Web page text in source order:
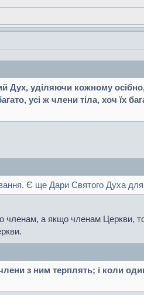
Дух, уділяючи кожному
усі ж члени тіла, хоч їх
Є ще Дари Святого Духа
а якщо членам Церкви,
з ним терплять; і коли